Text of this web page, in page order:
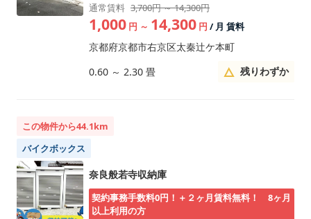
通常賃料 3,700円 ～ 14,300円
1,000 円 ～ 14,300 円 / 月 賃料
京都府京都市右京区太秦辻ケ本町
0.60 ～ 2.30 畳 残りわずか
この物件から44.1km
バイクボックス
奈良般若寺収納庫
契約事務手数料0円！＋２ヶ月賃料無料！ 8ヶ月
以上利用の方